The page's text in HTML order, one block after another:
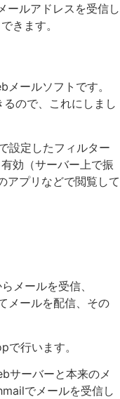
ールアドレスを受信し
きます。
ールソフトです。
ので、これにしまし
設定したフィルター
効（サーバー上で振
アプリなどで閲覧して
メールを受信、
メールを配信、その
行います。
サーバーと本来のメ
でメールを受信し